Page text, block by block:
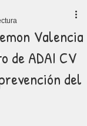
Valencia
de ADAI CV
del